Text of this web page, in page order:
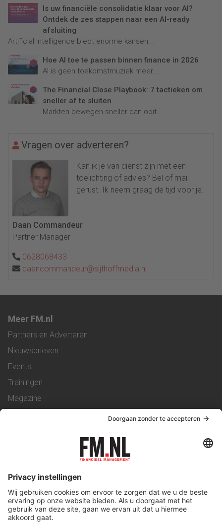
Is uw financiële consolidatie klaar voor AI?
Ontdek de zes stappen naar een AI-ready
afsluiting
Artificial Intelligence biedt enorme kansen...
Hoe AI toe te passen binnen finance in 2026
AI is geen toekomstmuziek meer...
The Financial Close Playbook: 7 tactieken om
sneller af te sluiten
Markten bewegen sneller dan ooit....
Vragen over adverteren?
Kan ik je van dienst zijn met een
toelichting of advies? Bel of mail
gerust. Ik neem graag de tijd voor je.
Daan Commandeur
Partner Manager
0628068433
daancommandeur@sijthoffmedia.nl
Meer FM.nl
Partners en Adverteren
Nieuwsbrieven
Events
Trainingen
Magazine
Service & Contact
Werken bij ons
Privacy Statement
Algemene Voorwaarden